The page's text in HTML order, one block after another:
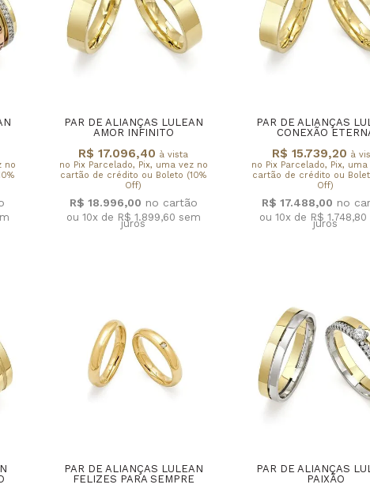
no
PAR DE ALIANÇAS LULEAN
AMOR INFINITO
R$ 17.096,40 à vista
no Pix Parcelado, Pix, uma vez no
cartão de crédito ou Boleto (10%
Off)
R$ 18.996,00
ou 10x de R$ 1.899,60 sem
juros
PAR DE ALIANÇAS
CONEXÃO
R$ 15.739,20 à
no Pix Parcelado, Pix,
cartão de crédito ou
Off)
R$ 17.488,00
ou 10x de R$ 1.748,80
juros
PAR DE ALIANÇAS LULEAN
FELIZES PARA SEMPRE
PAR DE ALIANÇAS
PAIXÃO